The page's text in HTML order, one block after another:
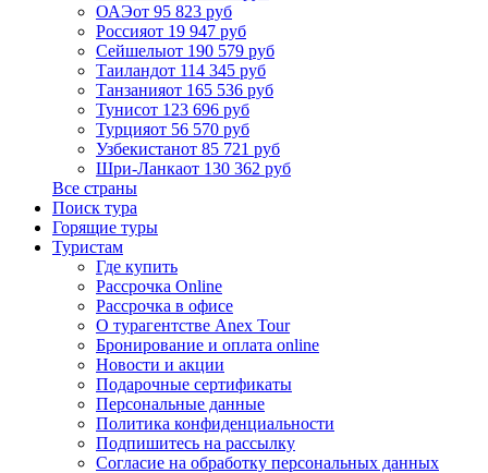
ОАЭот 95 823 руб
Россияот 19 947 руб
Сейшелыот 190 579 руб
Таиландот 114 345 руб
Танзанияот 165 536 руб
Тунисот 123 696 руб
Турцияот 56 570 руб
Узбекистанот 85 721 руб
Шри-Ланкаот 130 362 руб
Все страны
Поиск тура
Горящие туры
Туристам
Где купить
Рассрочка Online
Рассрочка в офисе
О турагентстве Anex Tour
Бронирование и оплата online
Новости и акции
Подарочные сертификаты
Персональные данные
Политика конфиденциальности
Подпишитесь на рассылку
Согласие на обработку персональных данных